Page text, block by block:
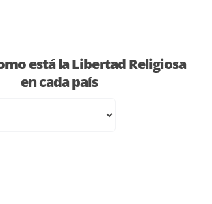
está la Libertad Religiosa
en cada país